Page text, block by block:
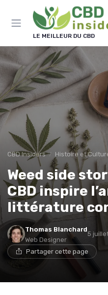
LE MEILLEUR DU CBD
CBD Insiders Histoire et
Weed side
CBD inspire
littérature
Thomas Blanchard
Web Designer
5
Partager cette page
Panneau de gestion des